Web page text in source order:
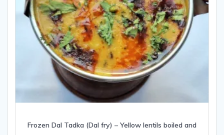
Frozen Dal Tadka (Dal fry) – Yellow lentils boiled and